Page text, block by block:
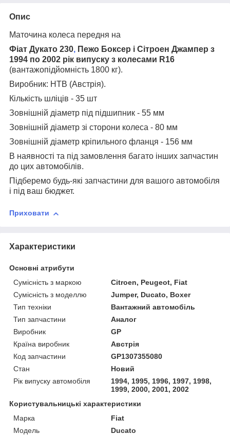
Опис
Маточина колеса передня на
Фіат Дукато 230, Пежо Боксер і Сітроен Джампер з
1994 по 2002 рік випуску з колесами R16
(вантажопідйомність 1800 кг).
Виробник: HTB (Австрія).
Кількість шліців - 35 шт
Зовнішній діаметр під підшипник - 55 мм
Зовнішній діаметр зі сторони колеса - 80 мм
Зовнішній діаметр кріпильного фланця - 156 мм
В наявності та під замовлення багато інших запчастин
до цих автомобілів.
Підберемо будь-які запчастини для вашого автомобіля
і під ваш бюджет.
Приховати
Характеристики
Основні атрибути
Сумісність з маркою
Citroen, Peugeot, Fiat
Сумісність з моделлю
Jumper, Ducato, Boxer
Тип техніки
Вантажний автомобіль
Тип запчастини
Аналог
Виробник
GP
Країна виробник
Австрія
Код запчастини
GP1307355080
Стан
Новий
Рік випуску автомобіля
1994, 1995, 1996, 1997, 1998,
1999, 2000, 2001, 2002
Користувальницькі характеристики
Марка
Fiat
Модель
Ducato